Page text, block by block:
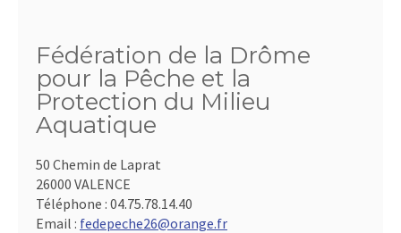
Fédération de la Drôme
pour la Pêche et la
Protection du Milieu
Aquatique
50 Chemin de Laprat
26000 VALENCE
Téléphone : 04.75.78.14.40
Email : fedepeche26@orange.fr